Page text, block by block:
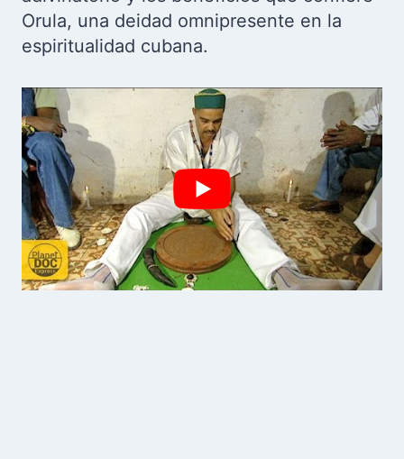
Orula, una deidad omnipresente en la
espiritualidad cubana.